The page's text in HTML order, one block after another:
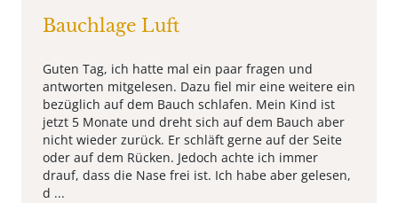
Bauchlage Luft
Guten Tag, ich hatte mal ein paar fragen und
antworten mitgelesen. Dazu fiel mir eine weitere ein
bezüglich auf dem Bauch schlafen. Mein Kind ist
jetzt 5 Monate und dreht sich auf dem Bauch aber
nicht wieder zurück. Er schläft gerne auf der Seite
oder auf dem Rücken. Jedoch achte ich immer
drauf, dass die Nase frei ist. Ich habe aber gelesen,
d ...